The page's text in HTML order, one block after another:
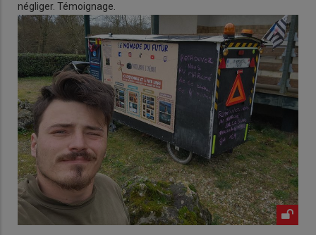
négliger. Témoignage.